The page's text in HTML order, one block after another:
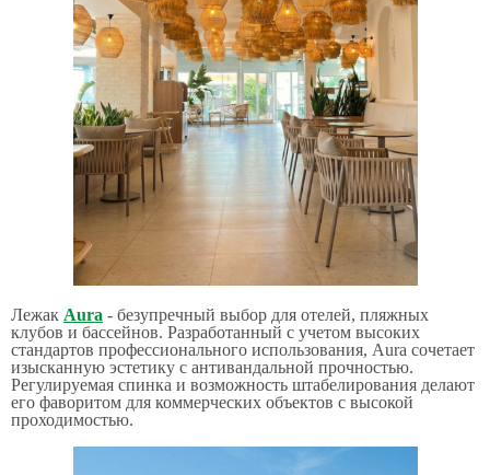
Лежак Aura - безупречный выбор для отелей, пляжных
клубов и бассейнов. Разработанный с учетом высоких
стандартов профессионального использования, Aura сочетает
изысканную эстетику с антивандальной прочностью.
Регулируемая спинка и возможность штабелирования делают
его фаворитом для коммерческих объектов с высокой
проходимостью.